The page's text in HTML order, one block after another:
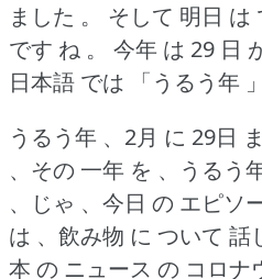
ました 。
そして 明日 は
です ね 。
今年 は 29 日
日本語 では 「うるう年
うるう年 、2月 に 29日
、その 一年 を 、うるう
、じゃ 、今日 の エピソ
は 、飲み物 に ついて 話
本 の ニュース の コロナ